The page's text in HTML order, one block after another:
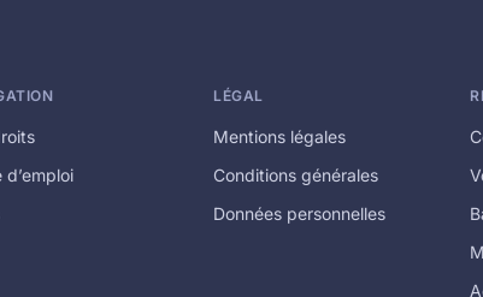
d’emploi
LÉGAL
Mentions légales
Conditions générales
Données personnelles